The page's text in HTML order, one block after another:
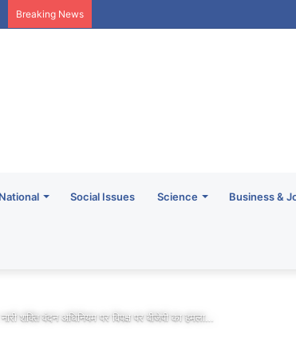
Breaking News
National Social Issues Science Business &
नारी शक्ति वंदन अधिनियम पर विपक्ष पर बीजेपी का हमला…